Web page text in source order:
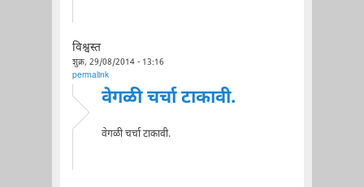
विश्वस्त
शुक्र, 29/08/2014 - 13:16
permalink
वेगळी चर्चा टाकावी.
वेगळी चर्चा टाकावी.